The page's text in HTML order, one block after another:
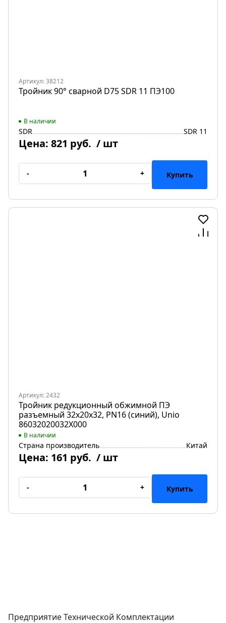
Артикул: 38212
Тройник 90° сварной D75 SDR 11 ПЭ100
В наличии
SDR SDR 11
Цена: 821 руб. / шт
- + Купить
Артикул: 2432
Тройник редукционный обжимной ПЭ
разъемный 32х20х32, PN16 (синий), Unio
86032020032X000
В наличии
Страна производитель Китай
Цена: 161 руб. / шт
- + Купить
Предприятие Технической Комплектации